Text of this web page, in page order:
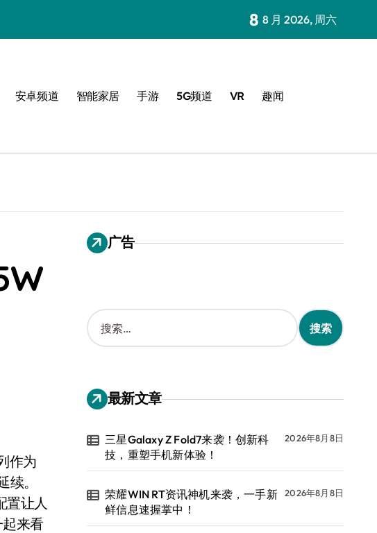
8 8 月 2026, 周六
安卓频道 智能家居 手游 5G频道 VR 趣闻
作为
。
置让人
来看
广告
搜
索
：
最新文章
三星Galaxy Z Fold7来袭！创新科
技，重塑手机新体验！
2026年8月8日
荣耀WIN RT资讯神机来袭，一手新
鲜信息速握掌中！
2026年8月8日